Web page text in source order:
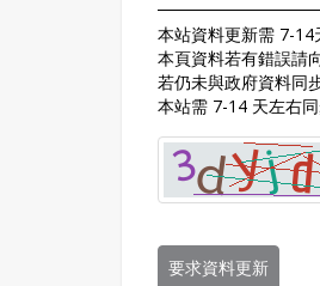
本站資料更新需 7-14
本頁資料若有錯誤請
若仍未與政府資料同
本站需 7-14 天左右同
要求資料更新